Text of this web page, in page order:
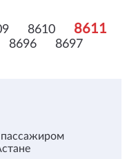
8610 8611
8696 8697
пассажиром